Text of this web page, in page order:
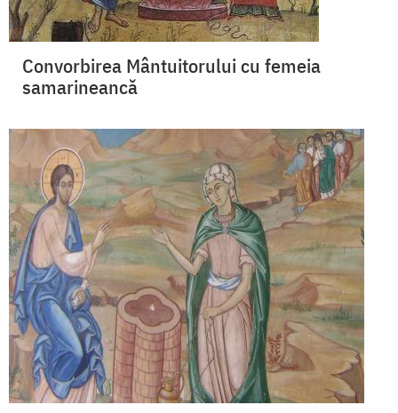
Convorbirea Mântuitorului cu femeia
samarineancă